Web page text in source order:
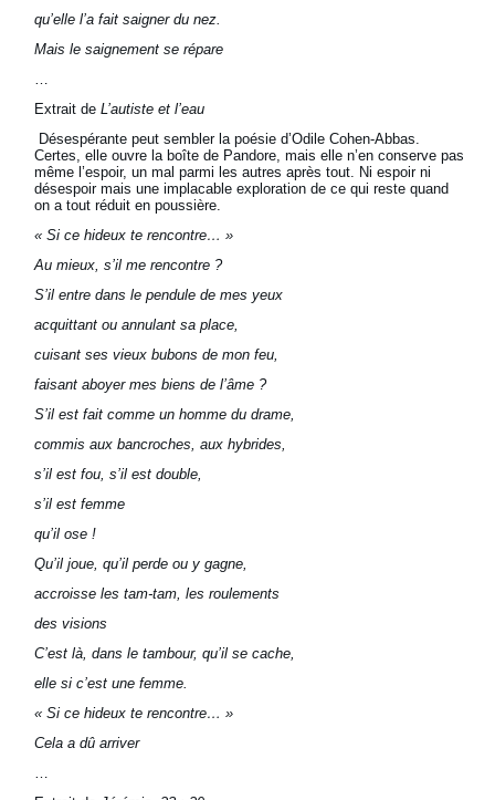
qu’elle l’a fait saigner du nez.
Mais le saignement se répare
…
Extrait deL’autiste et l’eau
Désespérante peut sembler la poésie d’Odile Cohen-Abbas.
Certes, elle ouvre la boîte de Pandore, mais elle n’en conserve pas
même l’espoir, un mal parmi les autres après tout. Ni espoir ni
désespoir mais une implacable exploration de ce qui reste quand
on a tout réduit en poussière.
« Si ce hideux te rencontre… »
Au mieux, s’il me rencontre ?
S’il entre dans le pendule de mes yeux
acquittant ou annulant sa place,
cuisant ses vieux bubons de mon feu,
faisant aboyer mes biens de l’âme ?
S’il est fait comme un homme du drame,
commis aux bancroches, aux hybrides,
s’il est fou, s’il est double,
s’il est femme
qu’il ose !
Qu’il joue, qu’il perde ou y gagne,
accroisse les tam-tam, les roulements
des visions
C’est là, dans le tambour, qu’il se cache,
elle si c’est une femme.
« Si ce hideux te rencontre… »
Cela a dû arriver
…